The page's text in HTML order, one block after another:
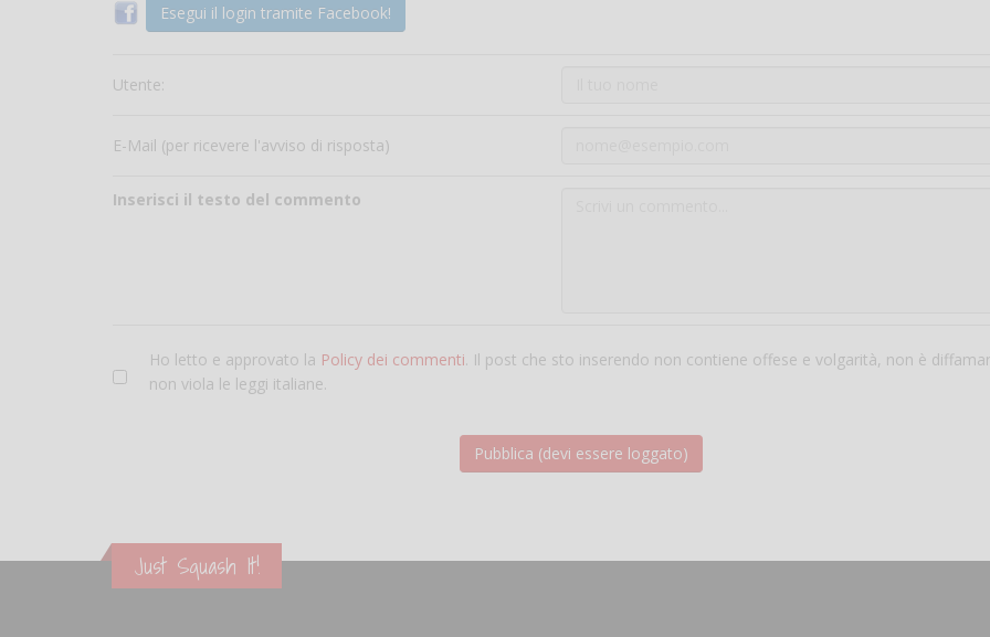
Esegui il login tramite Facebook!
Utente:
E-Mail (per ricevere l'avviso di risposta)
Inserisci il testo del commento
Ho letto e approvato la Policy dei commenti. Il post che sto inserendo non contiene offese e volgarità, non è
non viola le leggi italiane.
Just Squash It!